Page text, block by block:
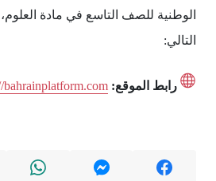
الوطنية للصف التاسع في مادة
التالي:
رابط الموقع: bahrainplatform.com